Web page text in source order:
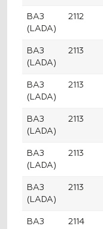
ВАЗ
(LADA)
2112
ВАЗ
(LADA)
2113
ВАЗ
(LADA)
2113
ВАЗ
(LADA)
2113
ВАЗ
(LADA)
2113
ВАЗ
(LADA)
2113
ВАЗ
2114